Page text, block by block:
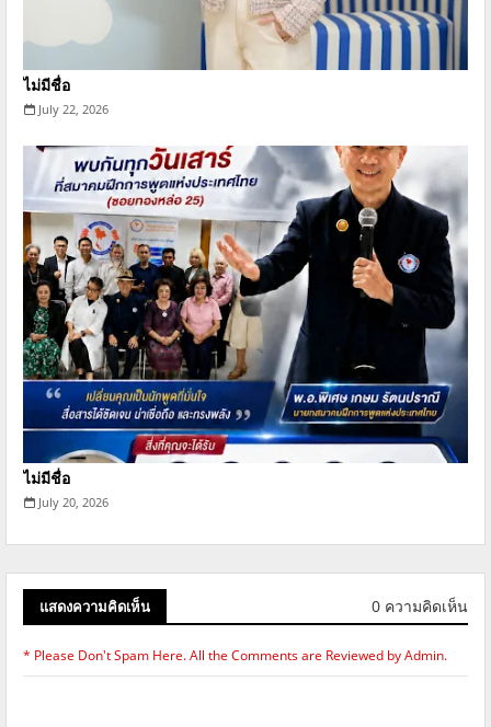
ไม่มีชื่อ
July 22, 2026
ไม่มีชื่อ
July 20, 2026
แสดงความคิดเห็น 0 ความคิดเห็น
* Please Don't Spam Here. All the Comments are Reviewed by Admin.